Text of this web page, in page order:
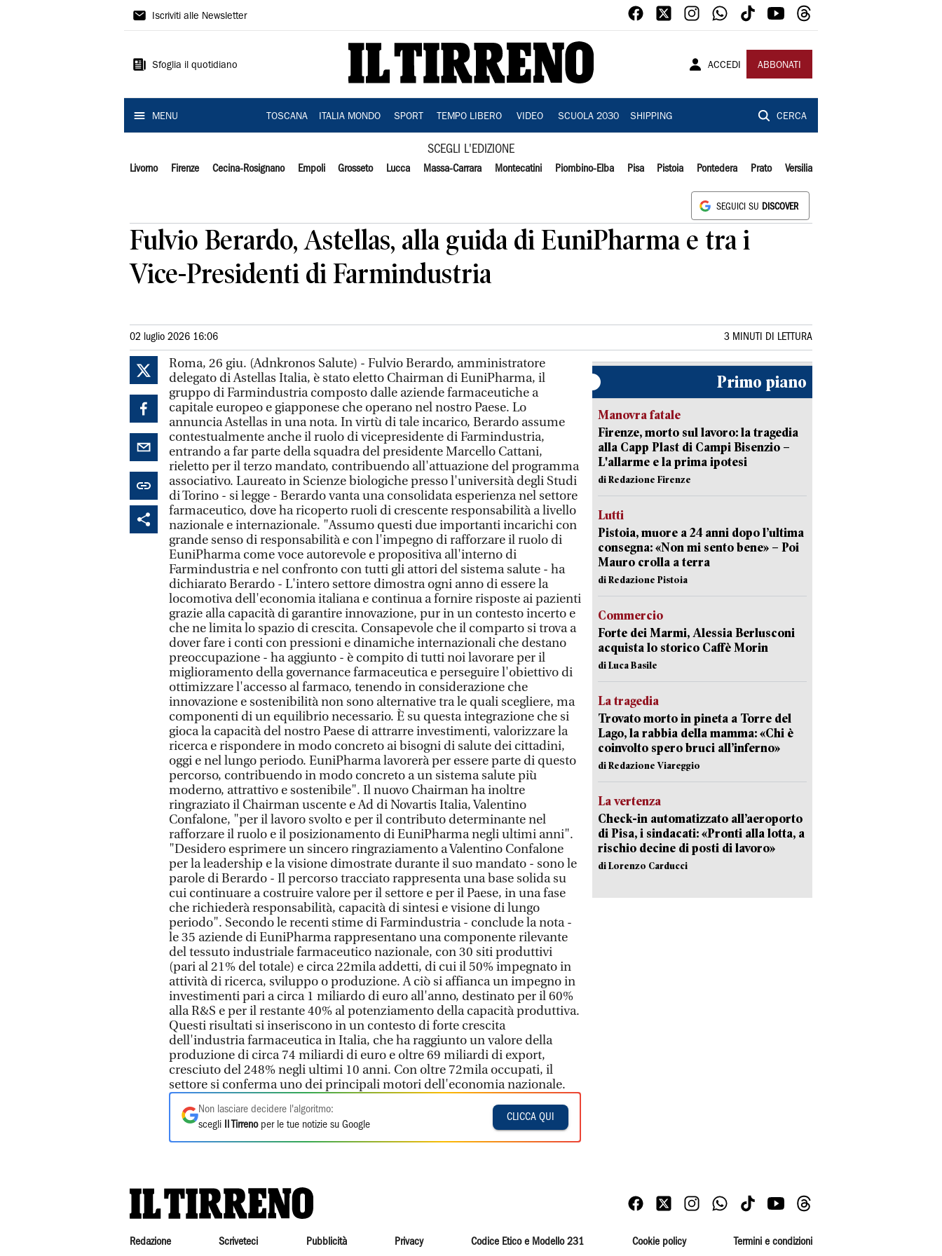
Il
Iscriviti alle Newsletter
Sfoglia il quotidiano ACCEDI ABBONATI
MENU TOSCANA ITALIA MONDO SPORT TEMPO LIBERO VIDEO SCUOLA 2030 SHIPPING CERCA
SCEGLI L'EDIZIONE
Livorno Firenze Cecina-Rosignano Empoli Grosseto Lucca Massa-Carrara Montecatini Piombino-Elba Pisa Pistoia Pontedera Prato Versilia
SEGUICI SU DISCOVER
Fulvio Berardo, Astellas, alla guida di EuniPharma e tra i
Vice-Presidenti di Farmindustria
02 luglio 2026 16:06 3 MINUTI DI LETTURA
Roma, 26 giu. (Adnkronos Salute) - Fulvio Berardo, amministratore
delegato di Astellas Italia, è stato eletto Chairman di EuniPharma, il
gruppo di Farmindustria composto dalle aziende farmaceutiche a
capitale europeo e giapponese che operano nel nostro Paese. Lo
annuncia Astellas in una nota. In virtù di tale incarico, Berardo assume
contestualmente anche il ruolo di vicepresidente di Farmindustria,
entrando a far parte della squadra del presidente Marcello Cattani,
rieletto per il terzo mandato, contribuendo all'attuazione del programma
associativo. Laureato in Scienze biologiche presso l'università degli Studi
di Torino - si legge - Berardo vanta una consolidata esperienza nel settore
farmaceutico, dove ha ricoperto ruoli di crescente responsabilità a livello
nazionale e internazionale. "Assumo questi due importanti incarichi con
grande senso di responsabilità e con l'impegno di rafforzare il ruolo di
EuniPharma come voce autorevole e propositiva all'interno di
Farmindustria e nel confronto con tutti gli attori del sistema salute - ha
dichiarato Berardo - L'intero settore dimostra ogni anno di essere la
locomotiva dell'economia italiana e continua a fornire risposte ai pazienti
grazie alla capacità di garantire innovazione, pur in un contesto incerto e
che ne limita lo spazio di crescita. Consapevole che il comparto si trova a
dover fare i conti con pressioni e dinamiche internazionali che destano
preoccupazione - ha aggiunto - è compito di tutti noi lavorare per il
miglioramento della governance farmaceutica e perseguire l'obiettivo di
ottimizzare l'accesso al farmaco, tenendo in considerazione che
innovazione e sostenibilità non sono alternative tra le quali scegliere, ma
componenti di un equilibrio necessario. È su questa integrazione che si
gioca la capacità del nostro Paese di attrarre investimenti, valorizzare la
ricerca e rispondere in modo concreto ai bisogni di salute dei cittadini,
oggi e nel lungo periodo. EuniPharma lavorerà per essere parte di questo
percorso, contribuendo in modo concreto a un sistema salute più
moderno, attrattivo e sostenibile". Il nuovo Chairman ha inoltre
ringraziato il Chairman uscente e Ad di Novartis Italia, Valentino
Confalone, "per il lavoro svolto e per il contributo determinante nel
rafforzare il ruolo e il posizionamento di EuniPharma negli ultimi anni".
"Desidero esprimere un sincero ringraziamento a Valentino Confalone
per la leadership e la visione dimostrate durante il suo mandato - sono le
parole di Berardo - Il percorso tracciato rappresenta una base solida su
cui continuare a costruire valore per il settore e per il Paese, in una fase
che richiederà responsabilità, capacità di sintesi e visione di lungo
periodo". Secondo le recenti stime di Farmindustria - conclude la nota -
le 35 aziende di EuniPharma rappresentano una componente rilevante
del tessuto industriale farmaceutico nazionale, con 30 siti produttivi
(pari al 21% del totale) e circa 22mila addetti, di cui il 50% impegnato in
attività di ricerca, sviluppo o produzione. A ciò si affianca un impegno in
investimenti pari a circa 1 miliardo di euro all'anno, destinato per il 60%
alla R&S e per il restante 40% al potenziamento della capacità produttiva.
Questi risultati si inseriscono in un contesto di forte crescita
dell'industria farmaceutica in Italia, che ha raggiunto un valore della
produzione di circa 74 miliardi di euro e oltre 69 miliardi di export,
cresciuto del 248% negli ultimi 10 anni. Con oltre 72mila occupati, il
settore si conferma uno dei principali motori dell'economia nazionale.
Non lasciare decidere l'algoritmo:
scegli
Il Tirrenoper le tue notizie su Google
CLICCA QUI
Primo piano
Manovra fatale
Firenze, morto sul lavoro: la tragedia
alla Capp Plast di Campi Bisenzio –
L'allarme e la prima ipotesi
di Redazione Firenze
Lutti
Pistoia, muore a 24 anni dopo l’ultima
consegna: «Non mi sento bene» – Poi
Mauro crolla a terra
di Redazione Pistoia
Commercio
Forte dei Marmi, Alessia Berlusconi
acquista lo storico Caffè Morin
di Luca Basile
La tragedia
Trovato morto in pineta a Torre del
Lago, la rabbia della mamma: «Chi è
coinvolto spero bruci all’inferno»
di Redazione Viareggio
La vertenza
Check-in automatizzato all’aeroporto
di Pisa, i sindacati: «Pronti alla lotta, a
rischio decine di posti di lavoro»
di Lorenzo Carducci
Redazione Scriveteci Pubblicità Privacy Codice Etico e Modello 231 Cookie policy Termini e condizioni